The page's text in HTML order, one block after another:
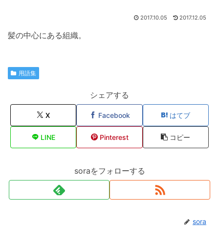
2017.10.05 2017.12.05
髪の中心にある組織。
用語集
シェアする
X Facebook はてブ
LINE Pinterest コピー
soraをフォローする
sora